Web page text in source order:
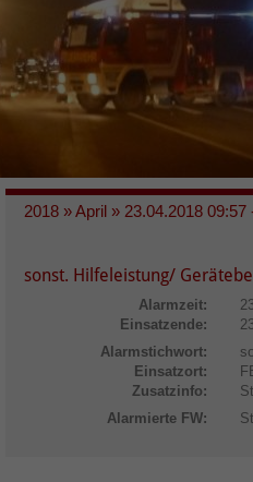
2018 »April » 23.04.2018 09:57
sonst. Hilfeleistung/
Alarmzeit:
Einsatzende:
Alarmstichwort:
Einsatzort:
Zusatzinfo:
Alarmierte FW: